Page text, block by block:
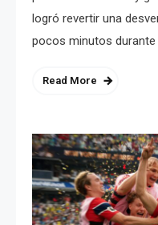
logró revertir una
pocos minutos durante
Read More